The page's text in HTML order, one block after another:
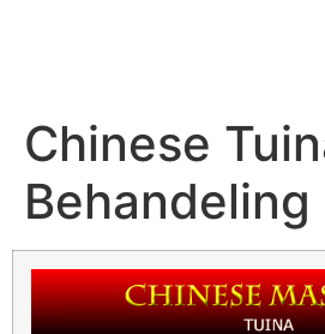
Chinese
Behandeling